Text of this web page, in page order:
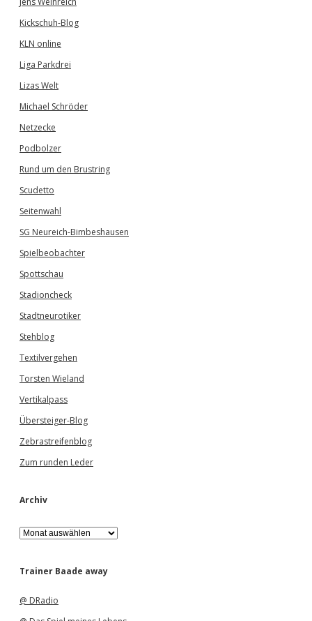
Kickschuh-Blog
KLN online
Liga Parkdrei
Lizas Welt
Michael Schröder
Netzecke
Podbolzer
Rund um den Brustring
Scudetto
Seitenwahl
SG Neureich-Bimbeshausen
Spielbeobachter
Spottschau
Stadioncheck
Stadtneurotiker
Stehblog
Textilvergehen
Torsten Wieland
Vertikalpass
Übersteiger-Blog
Zebrastreifenblog
Zum runden Leder
Archiv
A
r
h
Trainer Baade away
@ DRadio